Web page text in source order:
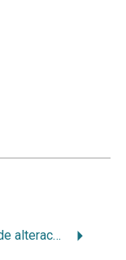
Signos de alteración del paradencio profundo